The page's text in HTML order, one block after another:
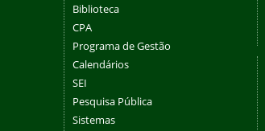
Biblioteca
CPA
Programa de Gestão
Calendários
SEI
Pesquisa Pública
Sistemas